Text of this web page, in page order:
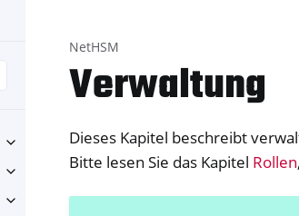
Toggle navigation of Nitrokeys
Toggle navigation of NitroPad, NitroPC
Toggle navigation of NitroPhone, NitroTablet
NetHSM
Verwaltung
Dieses Kapitel beschreibt
Bitte lesen Sie das Kapitel Rollen